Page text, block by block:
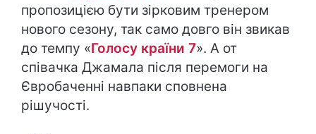
пропозицією бути зірковим тренером
нового сезону, так само довго він звикав
до темпу «Голосу країни 7». А от
співачка Джамала після перемоги на
Євробаченні навпаки сповнена
рішучості.